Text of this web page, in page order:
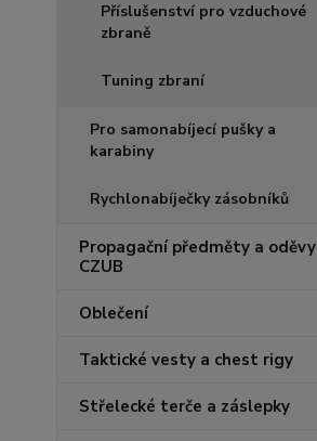
Příslušenství pro vzduchové
zbraně
Tuning zbraní
Pro samonabíjecí pušky a
karabiny
Rychlonabíječky zásobníků
Propagační předměty a oděvy
CZUB
Oblečení
Taktické vesty a chest rigy
Střelecké terče a záslepky